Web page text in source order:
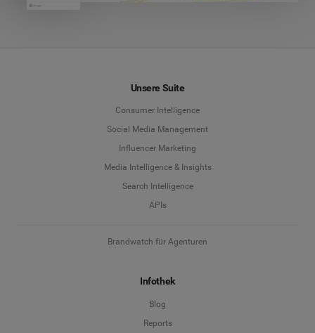
Unsere Suite
Consumer Intelligence
Social Media Management
Influencer Marketing
Media Intelligence & Insights
Search Intelligence
APIs
Brandwatch für Agenturen
Infothek
Blog
Reports